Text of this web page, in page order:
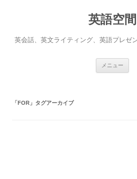
英語空間
英会話、英文ライティング、英語プレゼ
メニュー
「FOR 」タグアーカイブ